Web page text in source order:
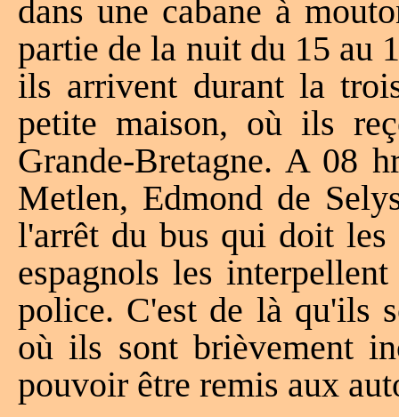
dans une cabane à
partie de la nuit du 15 au
ils arrivent durant la
petite maison, où ils
Grande-Bretagne. A 08
Metlen, Edmond de
l'arrêt du bus qui doit les
espagnols les
police. C'est de là qu'ils
où ils sont brièvement
pouvoir être remis aux